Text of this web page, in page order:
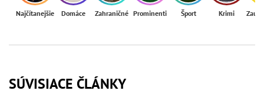
Najčítanejšie Domáce Zahraničné Prominenti Šport Krimi
SÚVISIACE ČLÁNKY